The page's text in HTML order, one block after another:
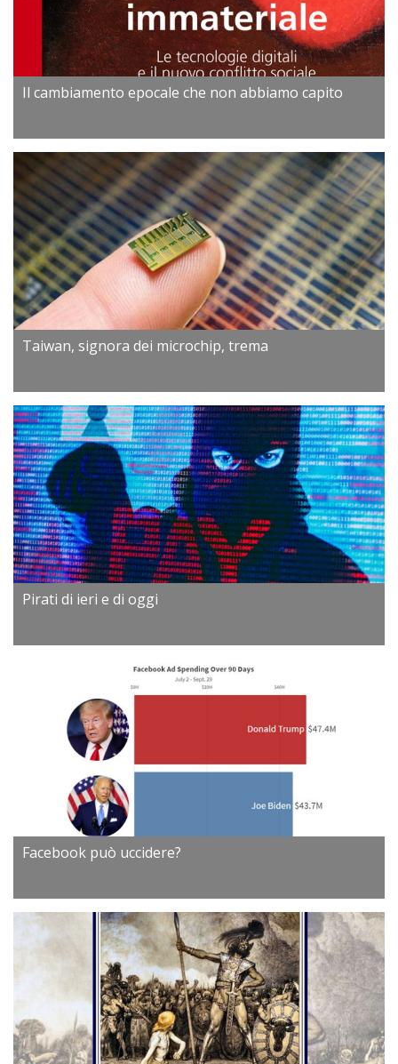
Il cambiamento epocale che non abbiamo capito
Taiwan, signora dei microchip, trema
Pirati di ieri e di oggi
Facebook può uccidere?